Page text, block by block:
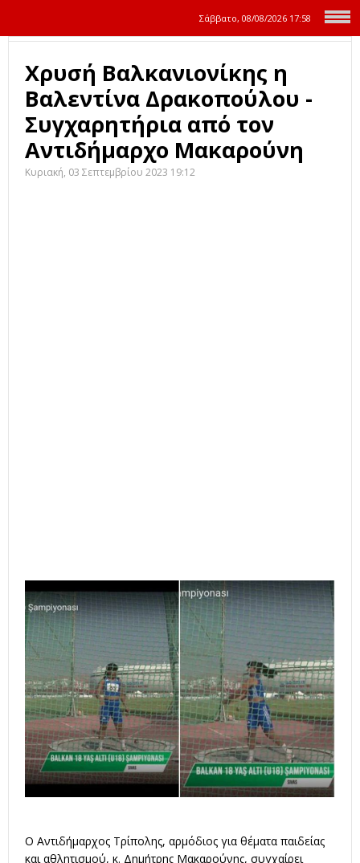
Σάββατο, 08/08/2026 17:58
Χρυσή Βαλκανιονίκης η
Βαλεντίνα Δρακοπούλου -
Συγχαρητήρια από τον
Αντιδήμαρχο Μακαρούνη
Κυριακή, 03 Σεπτεμβρίου 2023 19:12
Ο Αντιδήμαρχος Τρίπολης, αρμόδιος για θέματα παιδείας
και αθλητισμού, κ. Δημήτρης Μακαρούνης, συγχαίρει